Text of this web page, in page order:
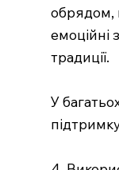
обрядом,
емоційні
традиції.
У